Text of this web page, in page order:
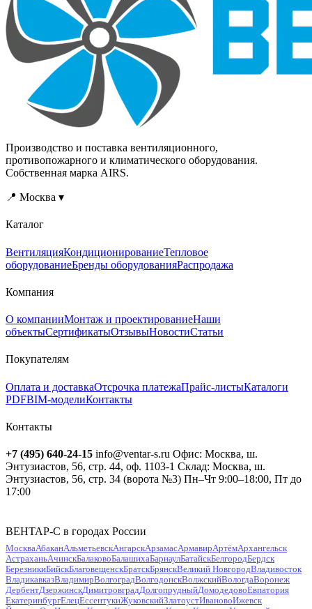
Производство и поставка вентиляционного,
противопожарного и климатического оборудования.
Собственная марка AIRS.
📍 Москва ▾
Каталог
ВентиляцияКондиционированиеТепловое
оборудованиеБренды оборудованияРаспродажа
Компания
О компанииМонтаж и проектированиеНаши
объектыСертификатыОтзывыНовостиСтатьи
Покупателям
Оплата и доставкаОтсрочка платежаПрайс-листыКаталоги
PDFBIM-моделиКонтакты
Контакты
+7 (495) 640-24-15 info@ventar-s.ru Офис: Москва, ш.
Энтузиастов, 56, стр. 44, оф. 1103-1 Склад: Москва, ш.
Энтузиастов, 56, стр. 34 (ворота №3) Пн–Чт 9:00–18:00, Пт до
17:00
ВЕНТАР-С в городах России
МоскваАбаканАльметьевскАнгарскАрзамасАрмавирАртёмАрхангельск
АстраханьАчинскБалаковоБалашихаБарнаулБатайскБелгородБердск
БерезникиБийскБлаговещенскБратскБрянскВеликий НовгородВладивосток
ВладикавказВладимирВолгоградВолгодонскВолжскийВологдаВоронеж
ДербентДзержинскДимитровградДолгопрудныйДомодедовоЕвпатория
ЕкатеринбургЕлецЕссентукиЖуковскийЗлатоустИвановоИжевск